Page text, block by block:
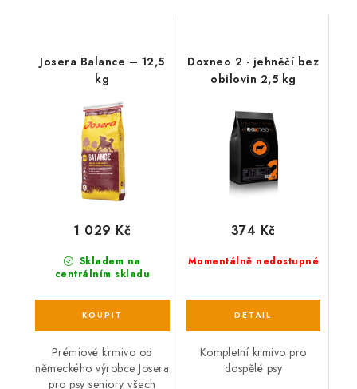
Josera Balance – 12,5
kg
Skladem na
centrálním skladu
1 029 Kč
Prémiové krmivo od
německého výrobce Josera
pro psy seniory všech
Doxneo 2 - jehněčí bez
obilovin 2,5 kg
Momentálně nedostupné
374 Kč
Kompletní krmivo pro
dospělé psy